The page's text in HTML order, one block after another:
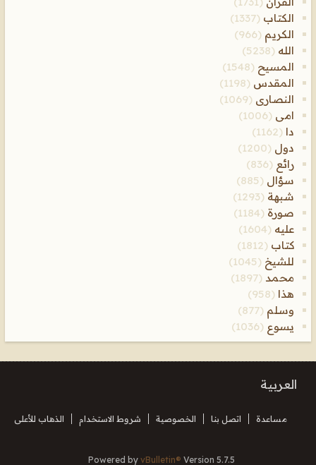
الكتاب (1337)
الكريم (966)
الله (5238)
المسيح (1548)
المقدس (1198)
النصارى (1069)
امى (1006)
دا (1162)
دول (1200)
رائع (836)
سؤال (885)
شبهة (1293)
صورة (1184)
عليه (1604)
كتاب (1812)
للشيخ (1045)
محمد (1897)
هذا (958)
وسلم (877)
يسوع (1036)
العربية
مساعدة اتصل بنا الخصوصية شروط الاستخدام الذهاب للأعلى
Powered by vBulletin® Version 5.7.5